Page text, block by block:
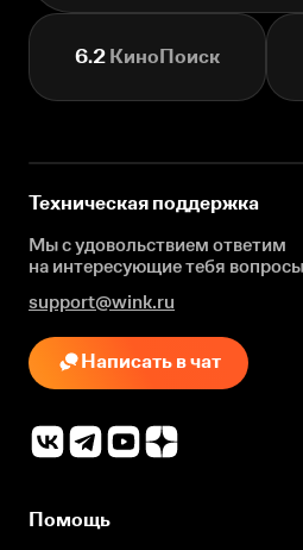
6.2 КиноПоиск
Техническая поддержка
Мы с удовольствием ответим
на интересующиетебя вопросы
support@wink.ru
Написать в чат
Помощь